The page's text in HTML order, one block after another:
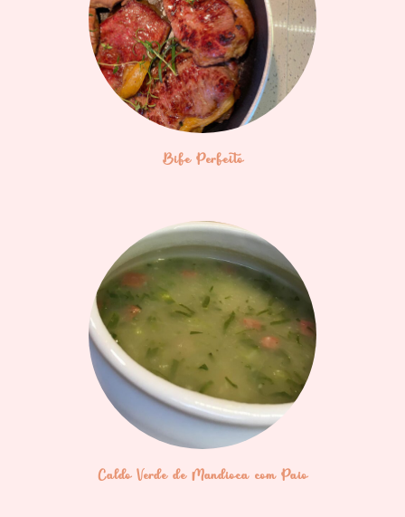
Bife Perfeito
Caldo Verde de Mandioca com Paio